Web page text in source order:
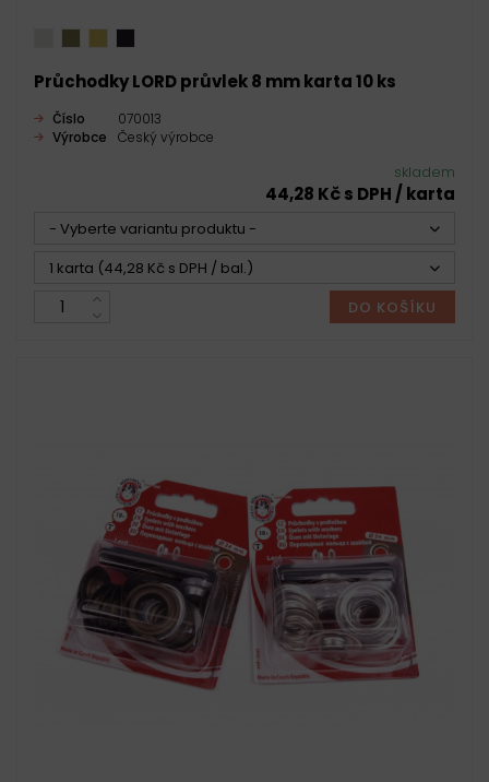
Průchodky LORD průvlek 8 mm karta 10 ks
Číslo
070013
Výrobce
Český výrobce
skladem
44,28 Kč s DPH / karta
- Vyberte variantu produktu -
1 karta (44,28 Kč s DPH / bal.)
DO KOŠÍKU